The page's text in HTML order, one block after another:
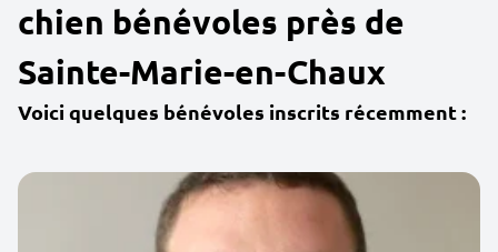
chien bénévoles près de
Sainte-Marie-en-Chaux
Voici quelques bénévoles inscrits récemment :